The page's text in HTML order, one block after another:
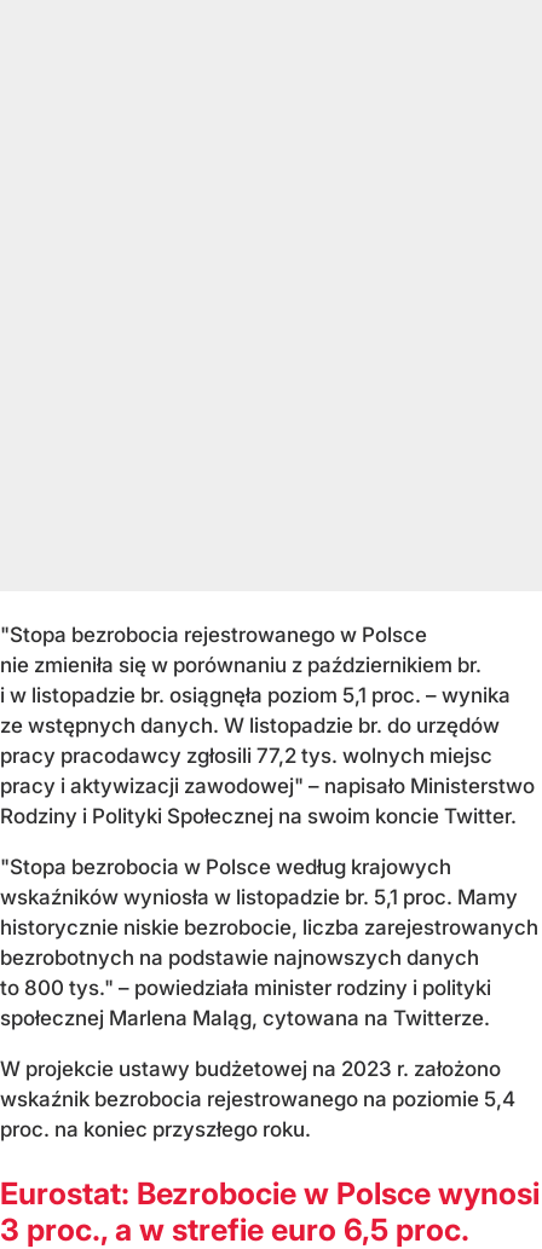
"Stopa bezrobocia rejestrowanego w Polsce
nie zmieniła się w porównaniu z październikiem br.
i w listopadzie br. osiągnęła poziom 5,1 proc. – wynika
ze wstępnych danych. W listopadzie br. do urzędów
pracy pracodawcy zgłosili 77,2 tys. wolnych miejsc
pracy i aktywizacji zawodowej" – napisało Ministerstwo
Rodziny i Polityki Społecznej na swoim koncie Twitter.
"Stopa bezrobocia w Polsce według krajowych
wskaźników wyniosła w listopadzie br. 5,1 proc. Mamy
historycznie niskie bezrobocie, liczba zarejestrowanych
bezrobotnych na podstawie najnowszych danych
to 800 tys." – powiedziała minister rodziny i polityki
społecznej Marlena Maląg, cytowana na Twitterze.
W projekcie ustawy budżetowej na 2023 r. założono
wskaźnik bezrobocia rejestrowanego na poziomie 5,4
proc. na koniec przyszłego roku.
Eurostat: Bezrobocie w Polsce wynosi
3 proc., a w strefie euro 6,5 proc.